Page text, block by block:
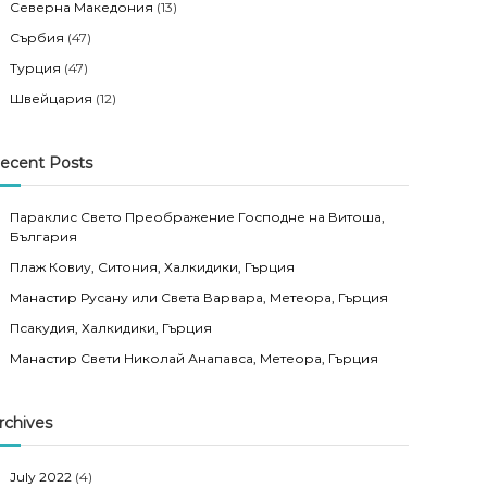
Северна Македония (13)
Сърбия (47)
Турция (47)
Швейцария (12)
Posts
Параклис Свето Преображение Господне на Витоша,
България
Плаж Ковиу, Ситония, Халкидики, Гърция
Манастир Русану или Света Варвара, Метеора, Гърция
Псакудия, Халкидики, Гърция
Манастир Свети Николай Анапавса, Метеора, Гърция
July 2022 (4)